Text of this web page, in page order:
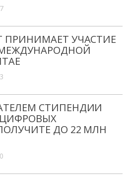
ПРИНИМАЕТ УЧАСТИЕ
СТИПЕНДИИ
ДО 22 МЛН